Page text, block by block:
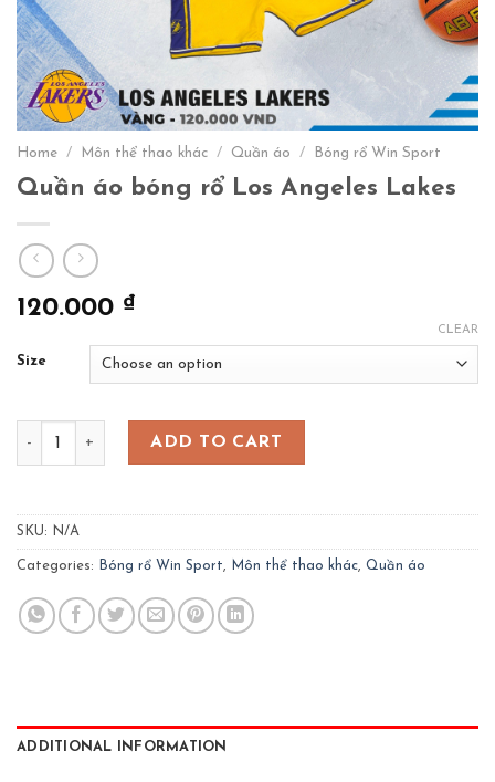
Home / Môn thể thao khác / Quần áo / Bóng rổ Win Sport
Quần áo bóng rổ Los Angeles Lakes
120.000 ₫
Size
CLEAR
Quần áo bóng rổ Los Angeles Lakes quantity
ADD TO CART
SKU: N/A
Categories: Bóng rổ Win Sport, Môn thể thao khác, Quần áo
ADDITIONAL INFORMATION